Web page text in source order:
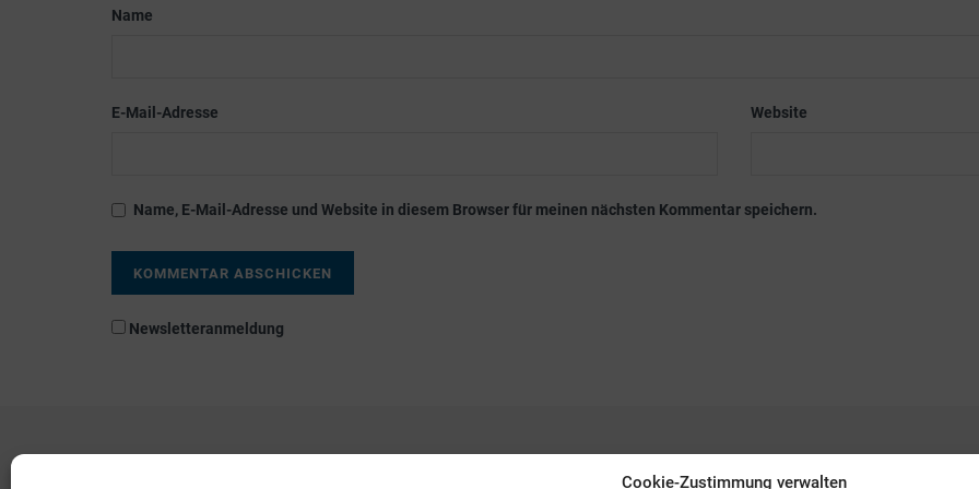
Cookie-Zustimmung verwalten
Name
E-Mail-Adresse Website
Name, E-Mail-Adresse und Website in diesem Browser für meinen nächsten Kommentar speichern.
Newsletteranmeldung